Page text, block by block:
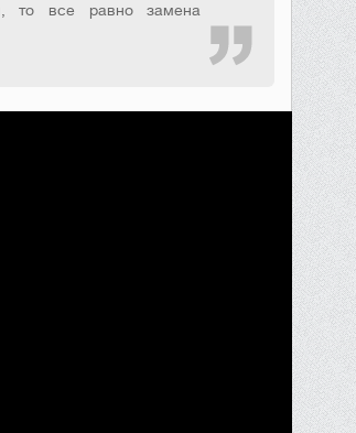
то все равно замена